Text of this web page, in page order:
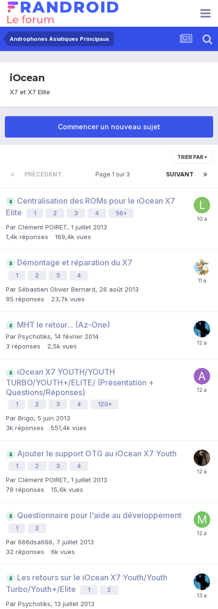
Androphones Asiatiques Principaux
iOcean
X7 et X7 Elite
Commencer un nouveau sujet
TRIER PAR
PRÉCÉDENT SUIVANT
Page 1 sur 3
Centralisation des ROMs pour le iOcean X7
Elite
1 2 3 4 56
Par Clément POIRET, 1 juillet 2013
1,4k réponses 169,4k vues
Démontage et réparation du X7
1 2 3 4
Par Sébastien Olivier Bernard, 26 août 2013
95 réponses 23,7k vues
MHT le retour... (Az-One)
Par Psychotiks, 14 février 2014
3 réponses 2,5k vues
iOcean X7 YOUTH/YOUTH
TURBO/YOUTH+/ELITE/ (Présentation +
Questions/Réponses)
1 2 3 4 120
Par Brigo, 5 juin 2013
3k réponses 551,4k vues
Ajouter le support OTG au iOcean X7 Youth
1 2 3 4
Par Clément POIRET, 1 juillet 2013
79 réponses 15,6k vues
Questionnaire pour l'aide au développement
1 2
Par 666dsa666, 7 juillet 2013
32 réponses 6k vues
Les retours sur le iOcean X7 Youth/Youth
Turbo/Youth+/Elite
1 2
Par Psychotiks, 13 juillet 2013